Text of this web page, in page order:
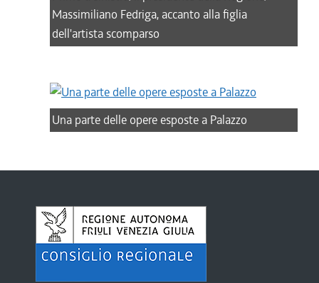
Massimiliano Fedriga, accanto alla figlia
dell'artista scomparso
Una parte delle opere esposte a Palazzo